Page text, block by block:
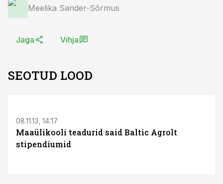
Meelika Sander-Sõrmus
Jaga Vihja
SEOTUD LOOD
08.11.13, 14:17
Maaülikooli teadurid said Baltic Agrolt
stipendiumid